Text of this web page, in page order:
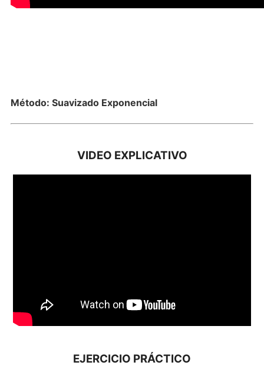
Método: Suavizado Exponencial
VIDEO EXPLICATIVO
EJERCICIO PRÁCTICO